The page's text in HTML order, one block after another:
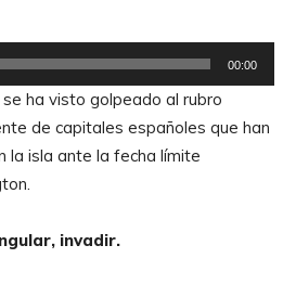
00:00
ha visto golpeado al rubro
de capitales españoles que han
la isla ante la fecha límite
invadir.